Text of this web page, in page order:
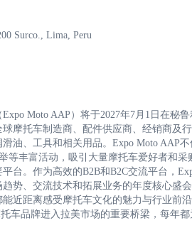
Surco., Lima, Peru
Moto AAP）将于2027年7月1日在秘
摩托车制造商、配件供应商、经销商及
油、工具和相关用品。Expo Moto AAP
等丰富活动，吸引大量摩托车爱好者和
台。作为高效的B2B和B2C交流平台，
势、交流技术和拓展业务的年度核心盛
近距离感受摩托车文化的魅力与行业前
车品牌进入拉美市场的重要桥梁，每年